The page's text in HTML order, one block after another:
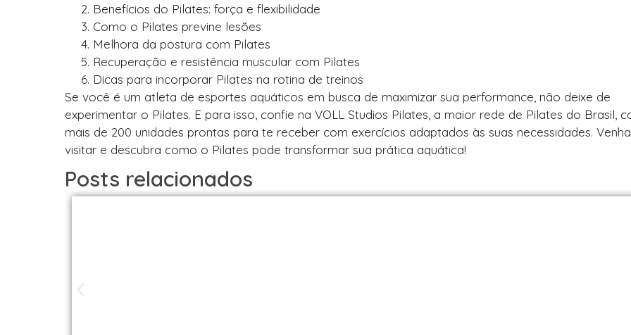
Benefícios do Pilates: força e flexibilidade
Como o Pilates previne lesões
Melhora da postura com Pilates
Recuperação e resistência muscular com Pilates
Dicas para incorporar Pilates na rotina de treinos
Se você é um atleta de esportes aquáticos em busca de maximizar sua performance, não deixe de
experimentar o Pilates. E para isso, confie na VOLL Studios Pilates, a maior rede de Pilates do Brasil,
mais de 200 unidades prontas para te receber com exercícios adaptados às suas necessidades.
visitar e descubra como o Pilates pode transformar sua prática aquática!
Posts relacionados